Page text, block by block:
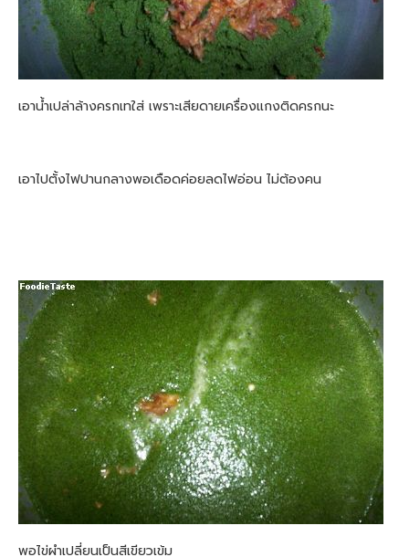
เอาน้ำเปล่าล้างครกเทใส่ เพราะเสียดายเครื่องแกงติดครกนะ
เอาไปตั้งไฟปานกลางพอเดือดค่อยลดไฟอ่อน ไม่ต้องคน
พอไข่ผำเปลี่ยนเป็นสีเขียวเข้ม